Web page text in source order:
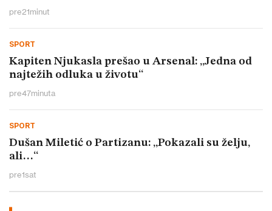
pre21minut
SPORT
Kapiten Njukasla prešao u Arsenal: „Jedna od
najtežih odluka u životu“
pre47minuta
SPORT
Dušan Miletić o Partizanu: „Pokazali su želju,
ali…“
pre1sat